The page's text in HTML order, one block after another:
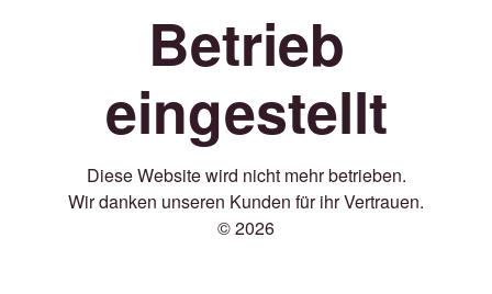
Betrieb
eingestellt
Diese Website wird nicht mehr betrieben.
Wir danken unseren Kunden für ihr Vertrauen.
© 2026